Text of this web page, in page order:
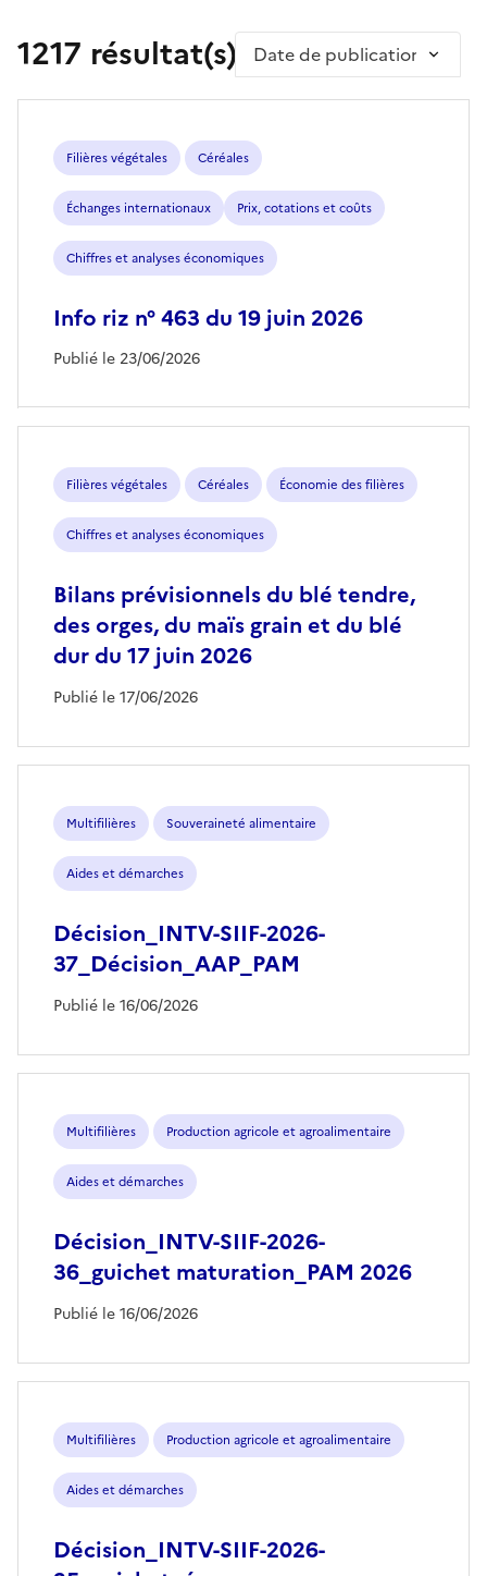
Trier par
1217 résultat(s)
Filières végétales Céréales
Échanges internationaux Prix, cotations et coûts
Chiffres et analyses économiques
Info riz n° 463 du 19 juin 2026
Publié le 23/06/2026
Filières végétales Céréales Économie des filières
Chiffres et analyses économiques
Bilans prévisionnels du blé tendre,
des orges, du maïs grain et du blé
dur du 17 juin 2026
Publié le 17/06/2026
Multifilières Souveraineté alimentaire
Aides et démarches
Décision_INTV-SIIF-2026-
37_Décision_AAP_PAM
Publié le 16/06/2026
Multifilières Production agricole et agroalimentaire
Aides et démarches
Décision_INTV-SIIF-2026-
36_guichet maturation_PAM 2026
Publié le 16/06/2026
Multifilières Production agricole et agroalimentaire
Aides et démarches
Décision_INTV-SIIF-2026-